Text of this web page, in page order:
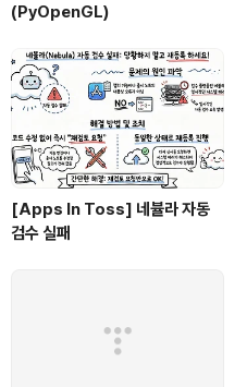
(PyOpenGL)
[Apps In Toss] 네뷸라 자동
검수 실패